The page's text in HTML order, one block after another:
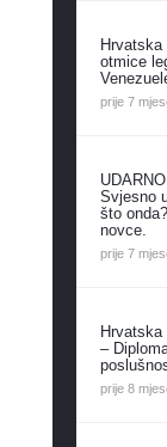
otmice
prije 7
Svjesno
što
novce.
prije 7
–
prije 8